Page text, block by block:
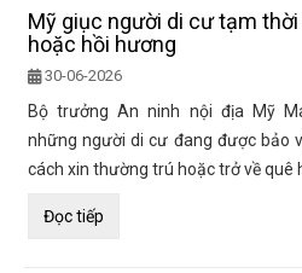
Mỹ giục người di cư tạm
hoặc hồi hương
30-06-2026
Bộ trưởng An ninh nội địa Mỹ
những người di cư đang được bảo
cách xin thường trú hoặc trở về quê
Đọc tiếp